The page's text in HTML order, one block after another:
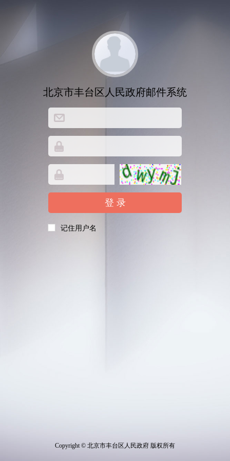
北京市丰台区人民政府邮件系统
记住用户名
Copyright © 北京市丰台区人民政府 版权所有